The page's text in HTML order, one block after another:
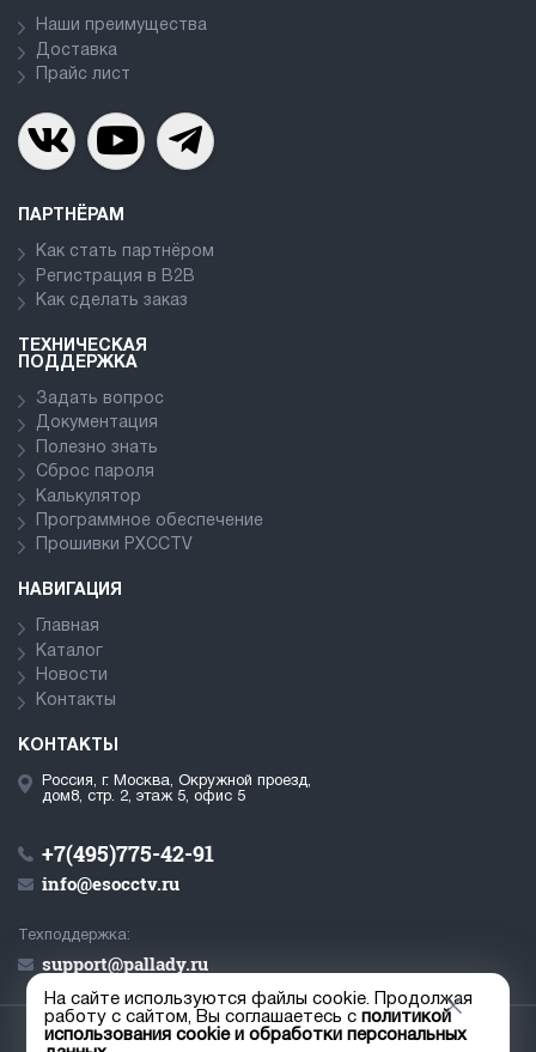
Наши преимущества
Доставка
Прайс лист
ПАРТНЁРАМ
Как стать партнёром
Регистрация в В2В
Как сделать заказ
ТЕХНИЧЕСКАЯ
ПОДДЕРЖКА
Задать вопрос
Документация
Полезно знать
Сброс пароля
Калькулятор
Программное обеспечение
Прошивки PXCCTV
НАВИГАЦИЯ
Главная
Каталог
Новости
Контакты
КОНТАКТЫ
Россия, г. Москва, Окружной проезд,
дом8, стр. 2, этаж 5, офис 5
+7(495)775-42-91
info@esocctv.ru
Техподдержка:
support@pallady.ru
На сайте используются файлы cookie. Продолжая
работу с сайтом, Вы соглашаетесь сполитикой
использования cookie и обработки персональных